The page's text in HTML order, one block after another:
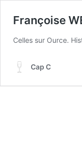
Françoise
Celles sur Ource.
Cap C